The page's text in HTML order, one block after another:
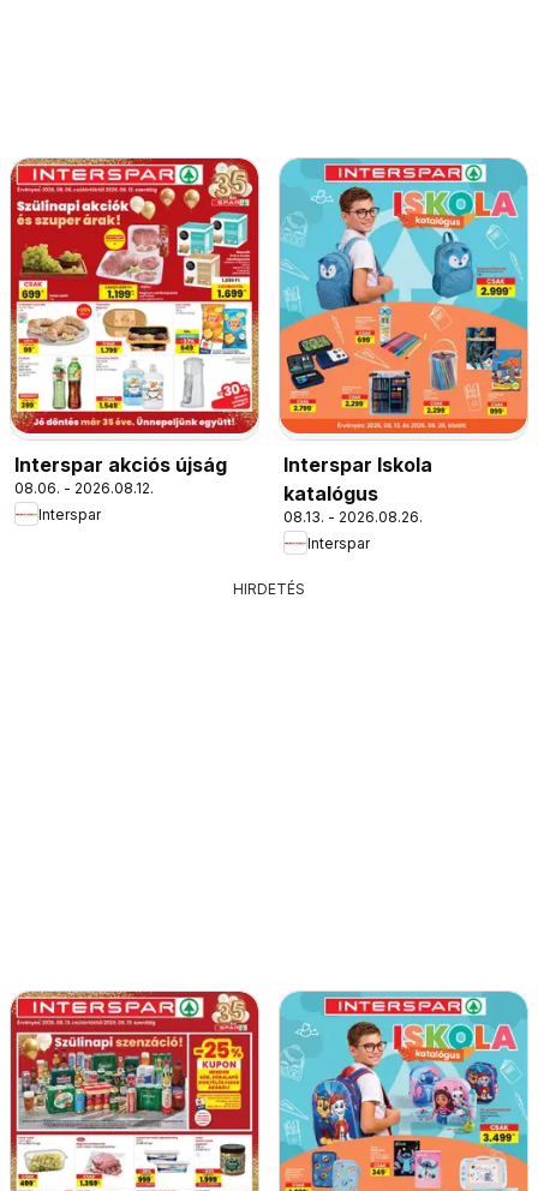
Interspar akciós újság
08.06. - 2026.08.12.
Interspar
Interspar Iskola
katalógus
08.13. - 2026.08.26.
Interspar
HIRDETÉS